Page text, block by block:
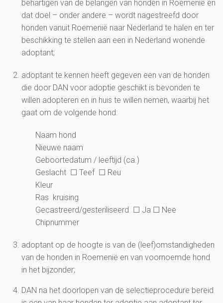
behartigen van de belangen van honden in Roemenië en
dat doel – onder andere – wordt nagestreefd door
honden vanuit Roemenië naar Nederland te halen en ter
beschikking te stellen aan een in Nederland wonende
adoptant;
adoptant te kennen heeft gegeven een van de honden
die door DAN voor adoptie geschikt is bevonden te
willen adopteren en in huis te willen nemen, waarbij het
gaat om de volgende hond:
Naam hond
Nieuwe naam
Geboortedatum / leeftijd (ca.)
Geslacht ☐ Teef ☐ Reu
Kleur
Ras kruising
Gecastreerd/gesteriliseerd ☐ Ja ☐ Nee
Chipnummer
adoptant op de hoogte is van de (leef)omstandigheden
van de honden in Roemenië en van voornoemde hond
in het bijzonder;
DAN na het doorlopen van de selectieprocedure bereid